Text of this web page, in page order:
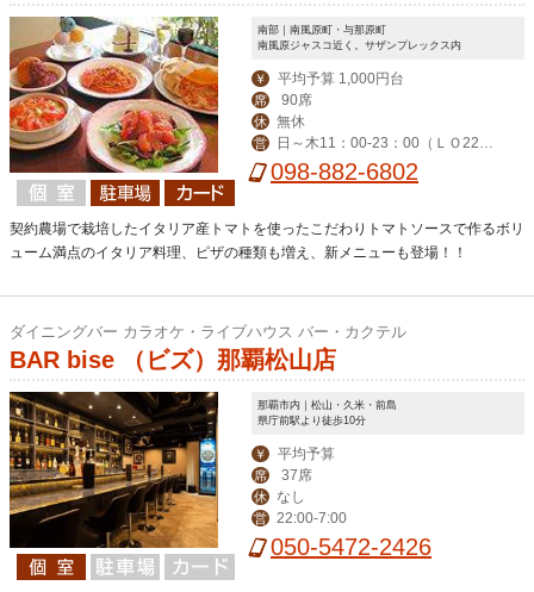
南部｜南風原町・与那原町
南風原ジャスコ近く。サザンプレックス内
￥ 平均予算 1,000円台
席 90席
休 無休
営
日～木11：00-23：00（ＬＯ22：
30） 金・土（LO-23：30）
098-882-6802
契約農場で栽培したイタリア産トマトを使ったこだわりトマトソースで作るボリ
ューム満点のイタリア料理、ピザの種類も増え、新メニューも登場！！
ダイニングバー カラオケ・ライブハウス バー・カクテル
BAR bise （ビズ）那覇松山店
那覇市内｜松山・久米・前島
県庁前駅より徒歩10分
￥ 平均予算
席 37席
休 なし
営 22:00-7:00
050-5472-2426